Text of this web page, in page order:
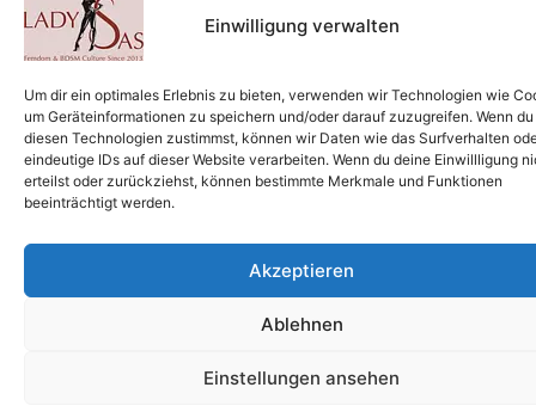
Einwilligung verwalten
Um dir ein optimales Erlebnis zu bieten, verwenden wir Technologien wie
um Geräteinformationen zu speichern und/oder darauf zuzugreifen. Wenn du
diesen Technologien zustimmst, können wir Daten wie das Surfverhalten
eindeutige IDs auf dieser Website verarbeiten. Wenn du deine Einwillligung
erteilst oder zurückziehst, können bestimmte Merkmale und Funktionen
beeinträchtigt werden.
Akzeptieren
Ablehnen
Einstellungen ansehen